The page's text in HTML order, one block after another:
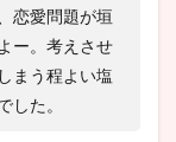
恋愛問題が垣
ー。考えさせ
まう程よい塩
した。